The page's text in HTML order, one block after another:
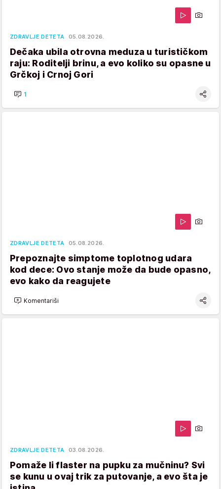
ZDRAVLJE DETETA 05.08.2026.
Dečaka ubila otrovna meduza u turističkom
raju: Roditelji brinu, a evo koliko su opasne u
Grčkoj i Crnoj Gori
1
ZDRAVLJE DETETA 05.08.2026.
Prepoznajte simptome toplotnog udara
kod dece: Ovo stanje može da bude opasno,
evo kako da reagujete
Komentariši
ZDRAVLJE DETETA 03.08.2026.
Pomaže li flaster na pupku za mučninu? Svi
se kunu u ovaj trik za putovanje, a evo šta je